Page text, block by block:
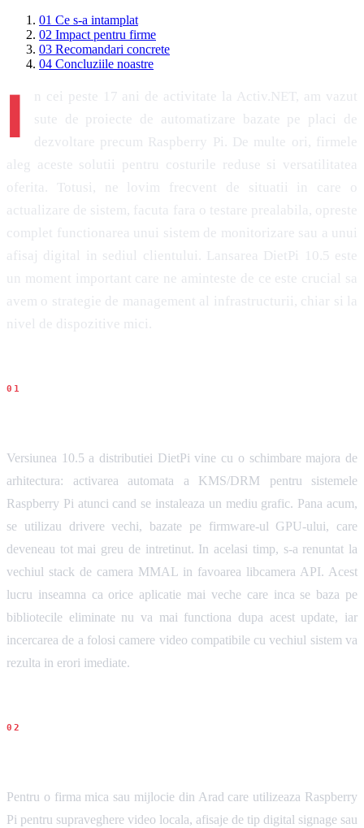
01 Ce s-a intamplat
02 Impact pentru firme
03 Recomandari concrete
04 Concluziile noastre
I
n cei peste 17 ani de activitate la Activ.NET, am vazut
sute de proiecte de automatizare bazate pe placi de
dezvoltare precum Raspberry Pi. De multe ori, firmele
aleg aceste solutii pentru costurile reduse si versatilitatea
oferita. Totusi, ne lovim frecvent de situatii in care o
actualizare de sistem, facuta fara o testare prealabila, opreste
complet functionarea unui sistem de monitorizare sau a unui
afisaj digital in sediul clientului. Lansarea DietPi 10.5 este
un moment important care ne aminteste de ce este crucial sa
avem o strategie de management al infrastructurii, chiar si la
nivel de dispozitive mici.
Versiunea 10.5 a distributiei DietPi vine cu o schimbare majora de
arhitectura: activarea automata a KMS/DRM pentru sistemele
Raspberry Pi atunci cand se instaleaza un mediu grafic. Pana acum,
se utilizau drivere vechi, bazate pe firmware-ul GPU-ului, care
deveneau tot mai greu de intretinut. In acelasi timp, s-a renuntat la
vechiul stack de camera MMAL in favoarea libcamera API. Acest
lucru inseamna ca orice aplicatie mai veche care inca se baza pe
bibliotecile eliminate nu va mai functiona dupa acest update, iar
incercarea de a folosi camere video compatibile cu vechiul sistem va
rezulta in erori imediate.
Pentru o firma mica sau mijlocie din Arad care utilizeaza Raspberry
Pi pentru supraveghere video locala, afisaje de tip digital signage sau